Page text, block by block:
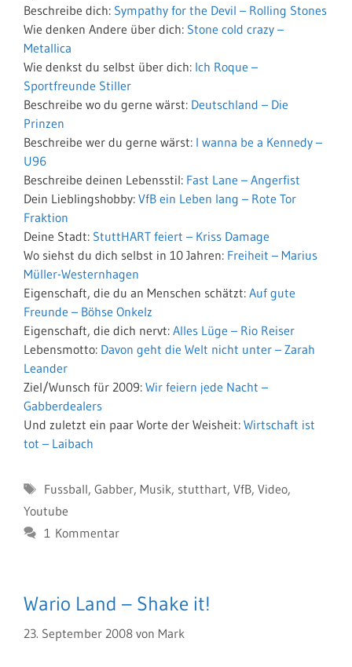
Beschreibe dich: Sympathy for the Devil – Rolling Stones
Wie denken Andere über dich: Stone cold crazy –
Metallica
Wie denkst du selbst über dich: Ich Roque –
Sportfreunde Stiller
Beschreibe wo du gerne wärst: Deutschland – Die
Prinzen
Beschreibe wer du gerne wärst: I wanna be a Kennedy –
U96
Beschreibe deinen Lebensstil: Fast Lane – Angerfist
Dein Lieblingshobby: VfB ein Leben lang – Rote Tor
Fraktion
Deine Stadt: StuttHART feiert – Kriss Damage
Wo siehst du dich selbst in 10 Jahren: Freiheit – Marius
Müller-Westernhagen
Eigenschaft, die du an Menschen schätzt: Auf gute
Freunde – Böhse Onkelz
Eigenschaft, die dich nervt: Alles Lüge – Rio Reiser
Lebensmotto: Davon geht die Welt nicht unter – Zarah
Leander
Ziel/Wunsch für 2009: Wir feiern jede Nacht –
Gabberdealers
Und zuletzt ein paar Worte der Weisheit: Wirtschaft ist
tot – Laibach
Schlagwörter
Fussball, Gabber, Musik, stutthart, VfB, Video,
Youtube
1 Kommentar
Wario Land – Shake it!
23. September 2008 von Mark